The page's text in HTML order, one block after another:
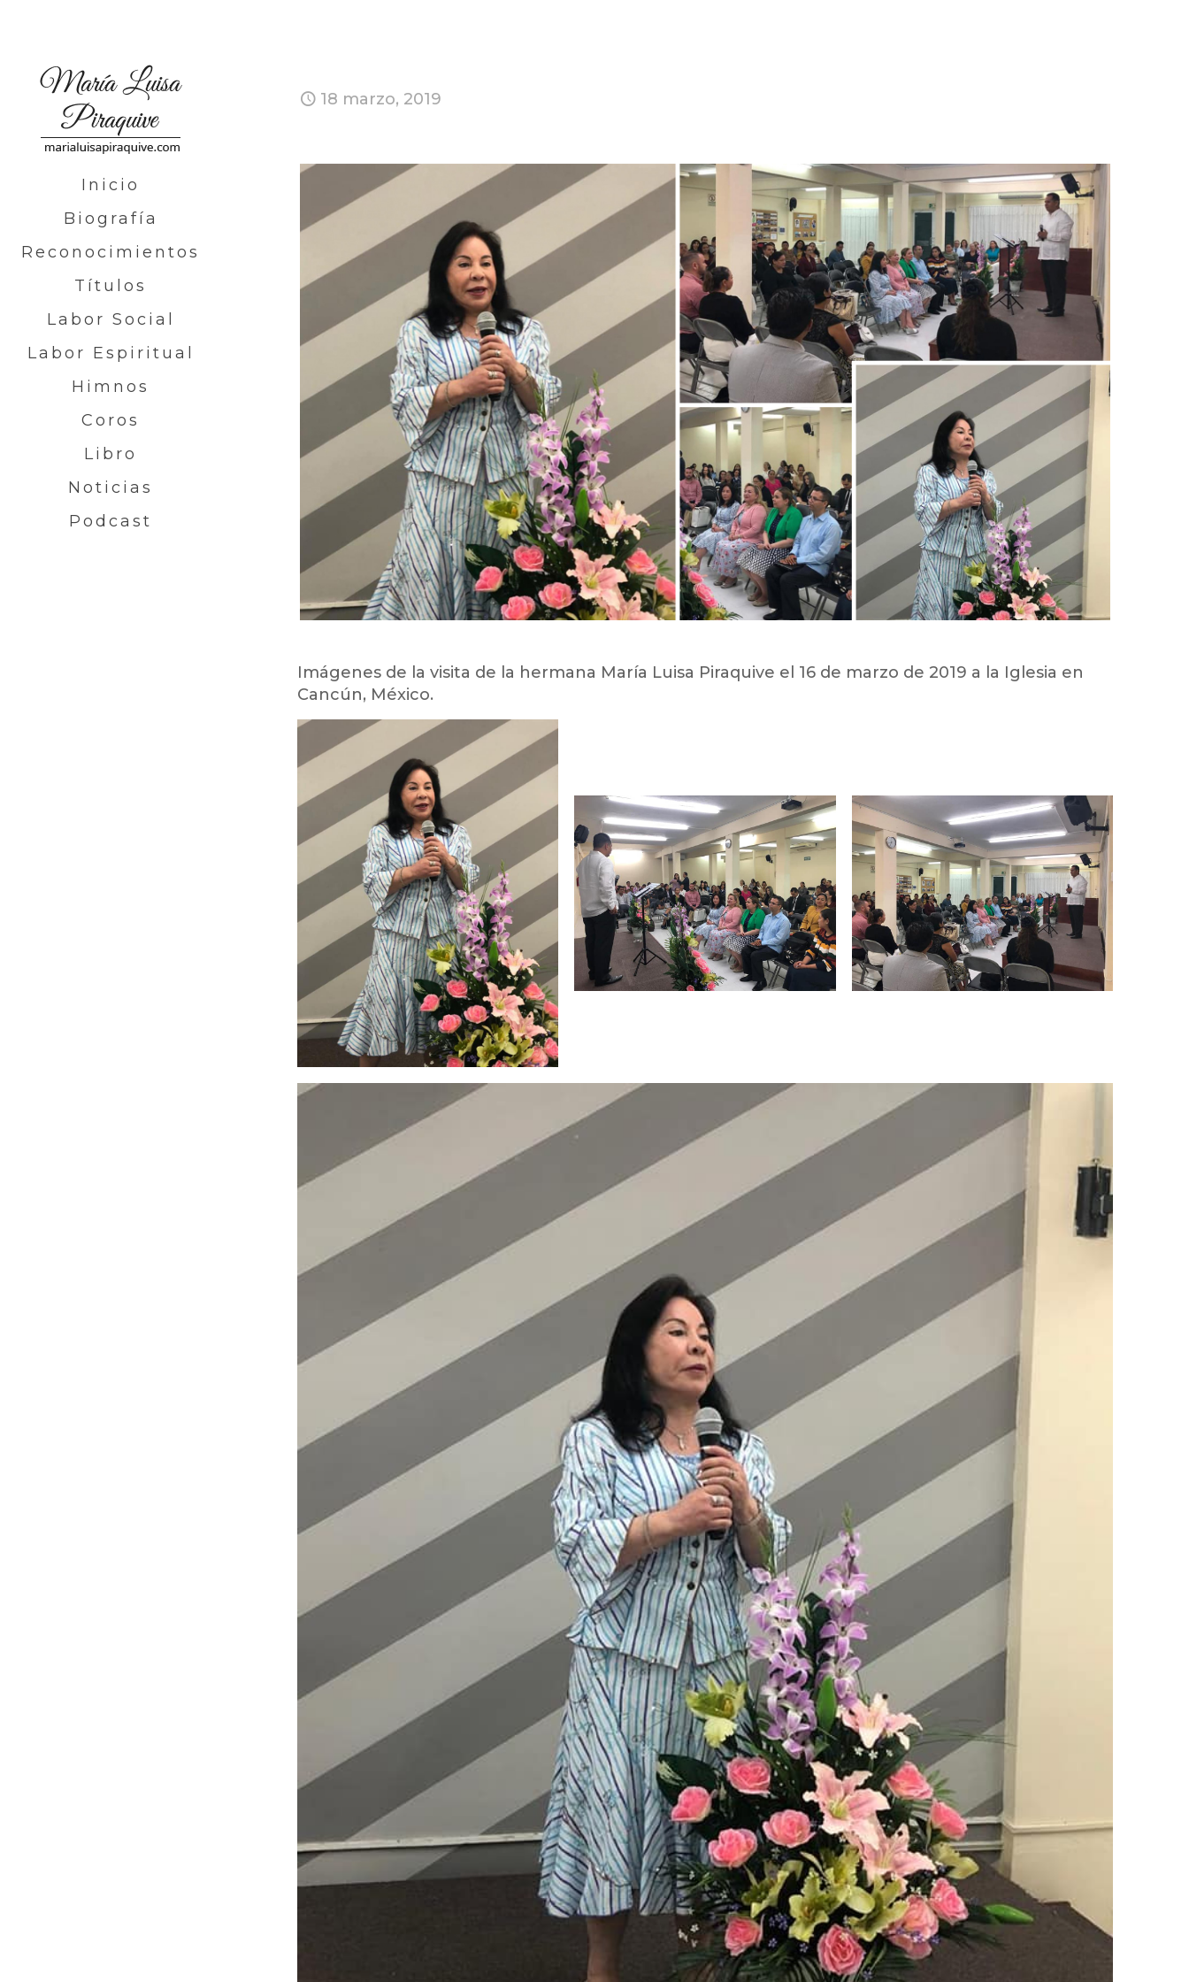
Inicio
Biografía
Reconocimientos
Títulos
Labor Social
Labor Espiritual
Himnos
Coros
Libro
Noticias
Podcast
18 marzo, 2019
Imágenes de la visita de la hermana María Luisa Piraquive el 16 de marzo de 2019 a la Iglesia en
Cancún, México.